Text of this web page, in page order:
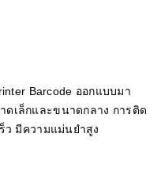
Barcode ออกแบบมา
ดเล็กและขนาดกลาง การติด
ว มีความแม่นยำสูง